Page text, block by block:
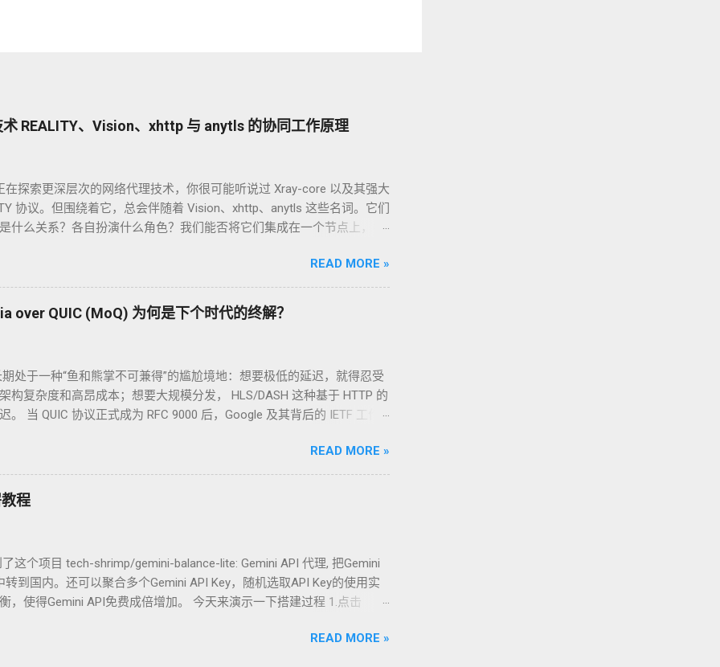
REALITY、Vision、xhttp 与 anytls 的协同工作原理
探索更深层次的网络代理技术，你很可能听说过 Xray-core 以及其强大
协议。但围绕着它，总会伴随着 Vision、xhttp、anytls 这些名词。它们
什么关系？各自扮演什么角色？我们能否将它们集成在一个节点上，打
团队” 首先，我们需要明确一个关键点：xhttp、REALITY、Vision 和
是四个独立并列的技术。它们是开源代理软件 Xray-core 中的技术组
也常常）被配置在一个节点中协同工作，共同构建出一个高度伪装、难
安全代理服务。 可以集成吗？ 当然可以！ 一个典型的、强大的 Xray
把建立一次安全的代理连接想象成一次需要通过严格安检的“秘密潜入”
：你的“通行证”与“目的地伪装” 角色 ：连接建立与身份伪装的核
作原理 ：REALITY 是整个方案的灵魂。它的革命性之处在于“借用”一个
防火墙看来，你的行为和正常访问苹果官网的流量一模一样。由于目标
的、信誉良好的网站，防火墙很难将这种流量识别为代理。 潜入比喻
张看起来是发给“苹果公司员工”的通行证（借用其 TLS 证书），并告诉
原理 ：Vision 是一种与 REALITY 配合使用的流控（flow control）机
过“安检”后，Vision 负责精细地控制数据包的大小、发送节奏和填充
），使其在行为上无限接近于一个普通浏览器（如 Chrome）产生的
READ MORE »
over QUIC (MoQ) 为何是下个时代的终解？
处于一种“鱼和熊掌不可兼得”的尴尬境地：想要极低的延迟，就得忍受
构复杂度和高昂成本；想要大规模分发， HLS/DASH 这种基于 HTTP 的
当 QUIC 协议正式成为 RFC 9000 后，Google 及其背后的 IETF 工作
命。 一、 历史的包袱：为什么我们需要 MoQ？ 在深入 MoQ 之前，我们
RTMP/HTTP-FLV/HLS (基于 TCP/HTTP) ： 痛点 ：TCP 的 队头阻塞
时性的天敌。一个数据包丢了，后续所有包都得等，导致延迟瞬间堆
： 痛点 ：虽然快，但它设计初衷是 P2P 通信。在直播场景下，CDN
重馈赠 MoQ 能够实现突破，完全建立在 QUIC 协议提供的三个核心能力
支持在同一个连接中开启多个 流 (Streams) 。在 MoQ 中，视频的
分配到独立的流中。即便某一个流丢包了，其他流（后续帧）依然可以
像原生 UDP 一样发送数据，不保证到达，但保证速度。 3. 连接迁移
READ MORE »
程
这个项目 tech-shrimp/gemini-balance-lite: Gemini API 代理, 把Gemini
转到国内。还可以聚合多个Gemini API Key，随机选取API Key的使用实
，使得Gemini API免费成倍增加。 今天来演示一下搭建过程 1.点击
域名并不能访问，所以要添加自定义域名 点击下方的黑色按钮，按照下
READ MORE »